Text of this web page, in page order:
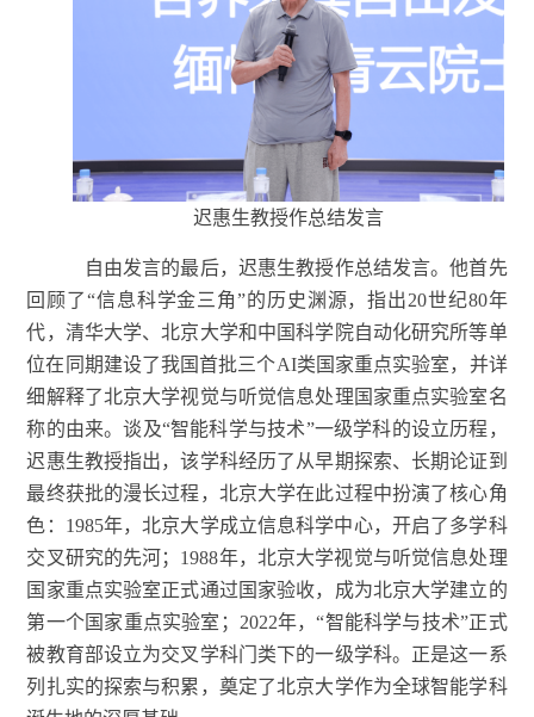
迟惠生教授作总结发言
自由发言的最后，迟惠生教授作总结发言。他首先
回顾了“信息科学金三角”的历史渊源，指出20世纪80年
代，清华大学、北京大学和中国科学院自动化研究所等单
位在同期建设了我国首批三个AI类国家重点实验室，并详
细解释了北京大学视觉与听觉信息处理国家重点实验室名
称的由来。谈及“智能科学与技术”一级学科的设立历程，
迟惠生教授指出，该学科经历了从早期探索、长期论证到
最终获批的漫长过程，北京大学在此过程中扮演了核心角
色： 1985年，北京大学成立信息科学中心，开启了多学科
交叉研究的先河；1988年，北京大学视觉与听觉信息处理
国家重点实验室正式通过国家验收，成为北京大学建立的
第一个国家重点实验室；2022年，“智能科学与技术”正式
被教育部设立为交叉学科门类下的一级学科。正是这一系
列扎实的探索与积累，奠定了北京大学作为全球智能学科